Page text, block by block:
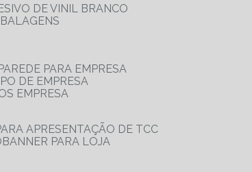
DE VINIL BRANCO
PARA EMPRESA
DE EMPRESA
EMPRESA
APRESENTAÇÃO DE TCC
BANNER PARA LOJA